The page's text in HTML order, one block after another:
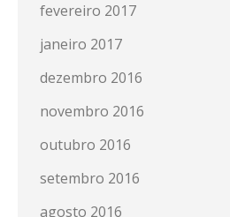
fevereiro 2017
janeiro 2017
dezembro 2016
novembro 2016
outubro 2016
setembro 2016
agosto 2016